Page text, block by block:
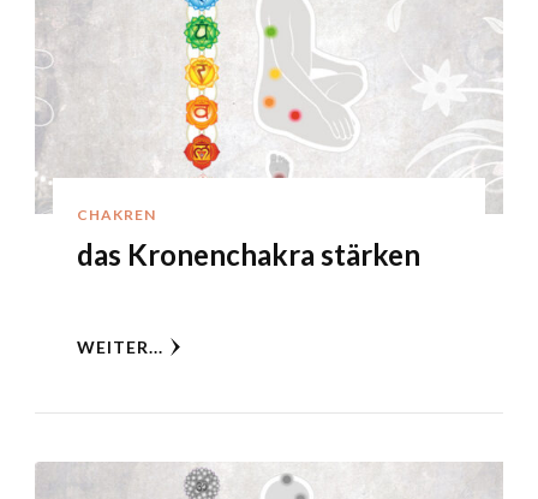
CHAKREN
das Kronenchakra stärken
WEITER...